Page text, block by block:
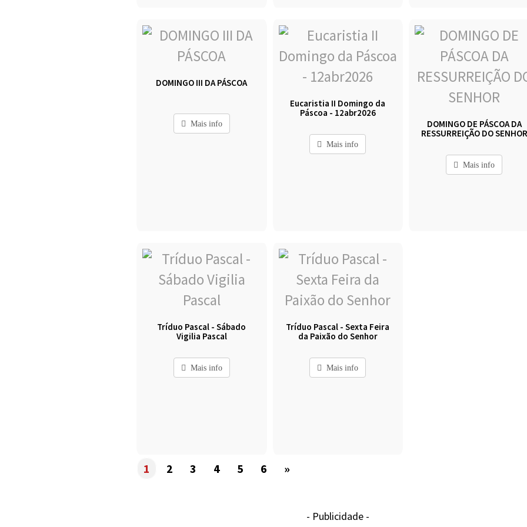
DOMINGO III DA PÁSCOA
Mais info
Eucaristia II Domingo da
Páscoa - 12abr2026
Mais info
DOMINGO DE PÁSCOA DA
RESSURREIÇÃO DO SENHOR
Mais info
Tríduo Pascal - Sábado
Vigilia Pascal
Mais info
Tríduo Pascal - Sexta Feira
da Paixão do Senhor
Mais info
1 2 3 4 5 6 »
- Publicidade -